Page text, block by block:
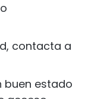
contacta a
buen estado